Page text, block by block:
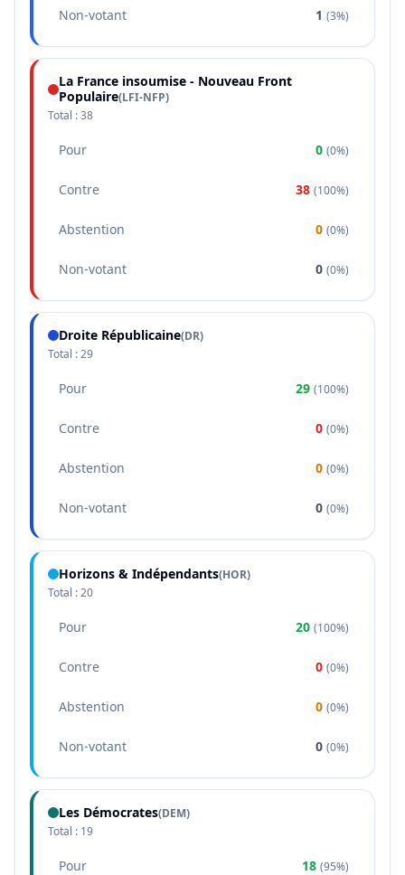
Non-votant 1 (3%)
La France insoumise - Nouveau Front
Populaire(LFI-NFP)
Total :38
Pour 0 (0%)
Contre 38 (100%)
Abstention 0 (0%)
Non-votant 0 (0%)
Droite Républicaine(DR)
Total :29
Pour 29 (100%)
Contre 0 (0%)
Abstention 0 (0%)
Non-votant 0 (0%)
Horizons & Indépendants(HOR)
Total :20
Pour 20 (100%)
Contre 0 (0%)
Abstention 0 (0%)
Non-votant 0 (0%)
Les Démocrates(DEM)
Total : 19
Pour 18 (95%)